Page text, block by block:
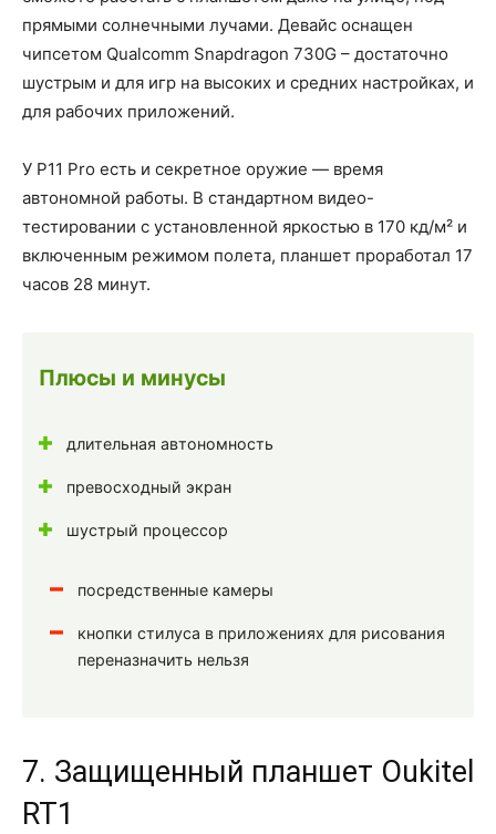
прямыми солнечными лучами. Девайс оснащен
чипсетом Qualcomm Snapdragon 730G – достаточно
шустрым и для игр на высоких и средних настройках, и
для рабочих приложений.
У P11 Pro есть и секретное оружие — время
автономной работы. В стандартном видео-
тестировании с установленной яркостью в 170 кд/м² и
включенным режимом полета, планшет проработал 17
часов 28 минут.
Плюсы и минусы
длительная автономность
превосходный экран
шустрый процессор
посредственные камеры
кнопки стилуса в приложениях для рисования
переназначить нельзя
7. Защищенный планшет Oukitel
RT1